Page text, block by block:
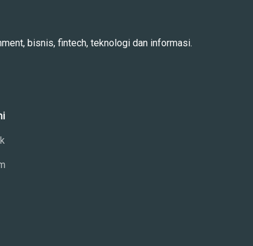
bisnis, fintech, teknologi dan informasi.